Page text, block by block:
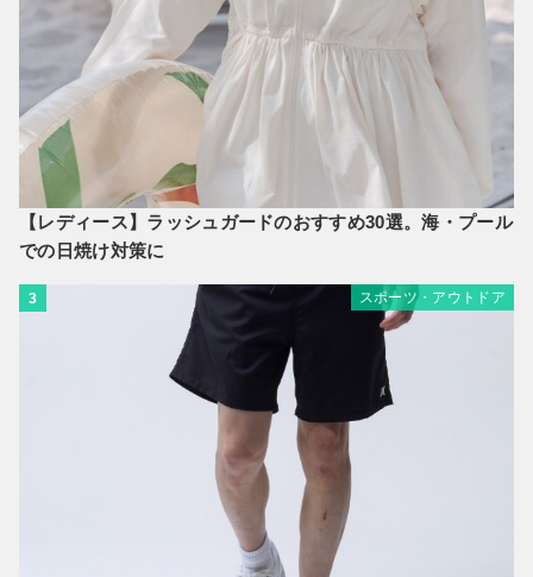
【レディース】ラッシュガードのおすすめ30選。海・プール
での日焼け対策に
3 スポーツ・アウトドア